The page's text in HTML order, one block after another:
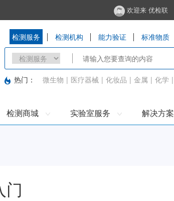
欢迎来 优检联
检测服务 检测机构 能力验证 标准物质
热门： 微生物 | 医疗器械 | 化妆品 | 金属 | 化学 |
检测商城 实验室服务 解决方案
门